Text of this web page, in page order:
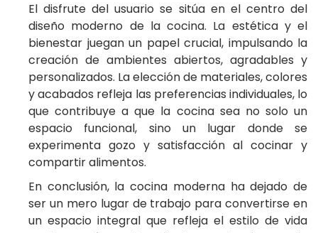
El disfrute del usuario se sitúa en el centro del
diseño moderno de la cocina. La estética y el
bienestar juegan un papel crucial, impulsando la
creación de ambientes abiertos, agradables y
personalizados. La elección de materiales, colores
y acabados refleja las preferencias individuales, lo
que contribuye a que la cocina sea no solo un
espacio funcional, sino un lugar donde se
experimenta gozo y satisfacción al cocinar y
compartir alimentos.
En conclusión, la cocina moderna ha dejado de
ser un mero lugar de trabajo para convertirse en
un espacio integral que refleja el estilo de vida